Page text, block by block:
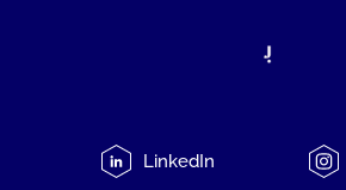
LinkedIn